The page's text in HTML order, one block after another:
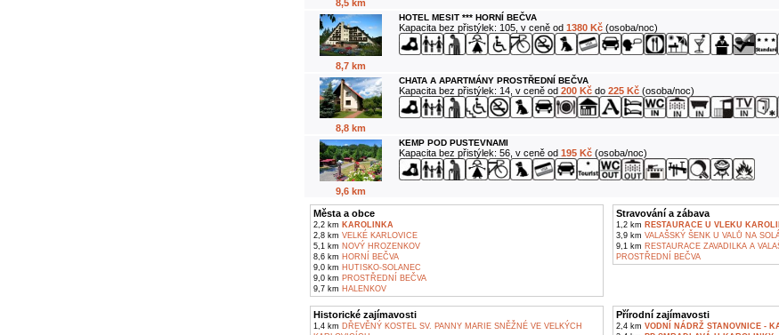
8,5 km
8,7 km
HOTEL MESIT *** HORNÍ BEČVA
Kapacita bez přistýlek: 105, v ceně od 1380 Kč(osoba/noc)
8,8 km
CHATA A APARTMÁNY PROSTŘEDNÍ BEČVA
Kapacita bez přistýlek: 14, v ceně od 200 Kčdo 225 Kč(osoba/noc)
9,6 km
KEMP POD PUSTEVNAMI
Kapacita bez přistýlek: 56, v ceně od 195 Kč(osoba/noc)
Města a obce
2,2 km KAROLINKA
2,8 km VELKÉ KARLOVICE
5,1 km NOVÝ HROZENKOV
8,6 km HORNÍ BEČVA
9,0 km HUTISKO-SOLANEC
9,0 km PROSTŘEDNÍ BEČVA
9,7 km HALENKOV
Stravování a zábava
1,2 km RESTAURACE U VLEKU
3,9 km VALAŠSKÝ ŠENK U VALŮ NA
9,1 km RESTAURACE ZAVADILKA A
PROSTŘEDNÍ BEČVA
Historické zajímavosti
1,4 km DŘEVĚNÝ KOSTEL SV. PANNY MARIE SNĚŽNÉ VE VELKÝCH
Přírodní zajímavosti
2,4 km VODNÍ NÁDRŽ STANOVNICE -